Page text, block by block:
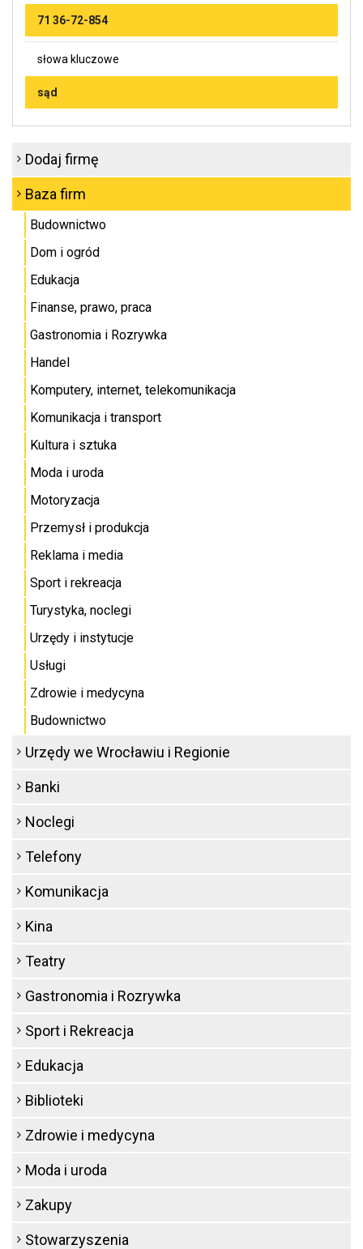
71 36-72-854
słowa kluczowe
sąd
Dodaj firmę
Baza firm
Budownictwo
Dom i ogród
Edukacja
Finanse, prawo, praca
Gastronomia i Rozrywka
Handel
Komputery, internet, telekomunikacja
Komunikacja i transport
Kultura i sztuka
Moda i uroda
Motoryzacja
Przemysł i produkcja
Reklama i media
Sport i rekreacja
Turystyka, noclegi
Urzędy i instytucje
Usługi
Zdrowie i medycyna
Budownictwo
Urzędy we Wrocławiu i Regionie
Banki
Noclegi
Telefony
Komunikacja
Kina
Teatry
Gastronomia i Rozrywka
Sport i Rekreacja
Edukacja
Biblioteki
Zdrowie i medycyna
Moda i uroda
Zakupy
Stowarzyszenia